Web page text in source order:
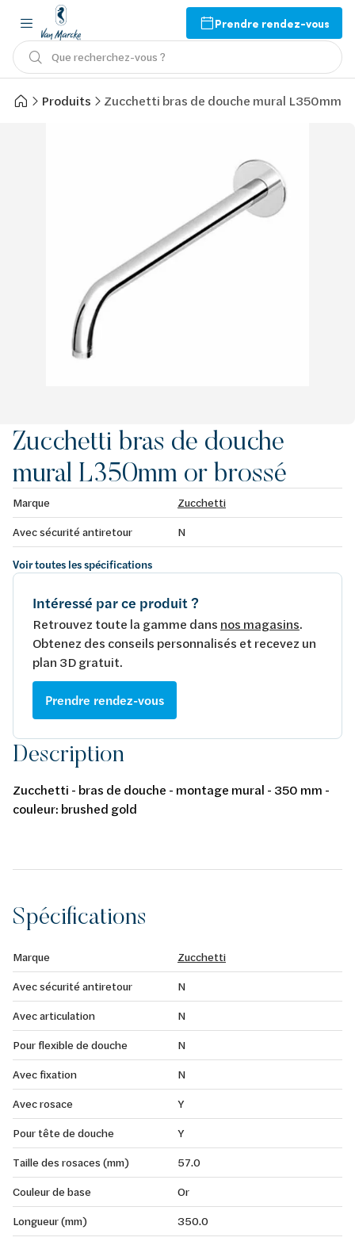
Prendre rendez-vous
Que recherchez-vous ?
Produits Zucchetti bras de douche mural L350mm
Zucchetti bras de douche
mural L350mm or brossé
Marque
Zucchetti
Avec sécurité antiretour
N
Voir toutes les spécifications
Intéressé par ce produit ?
Retrouvez toute la gamme dans nos magasins.
Obtenez des conseils personnalisés et recevez un
plan 3D gratuit.
Prendre rendez-vous
Description
Zucchetti - bras de douche - montage mural - 350 mm -
couleur: brushed gold
Spécifications
Marque
Zucchetti
Avec sécurité antiretour
N
Avec articulation
N
Pour flexible de douche
N
Avec fixation
N
Avec rosace
Y
Pour tête de douche
Y
Taille des rosaces (mm)
57.0
Couleur de base
Or
Longueur (mm)
350.0